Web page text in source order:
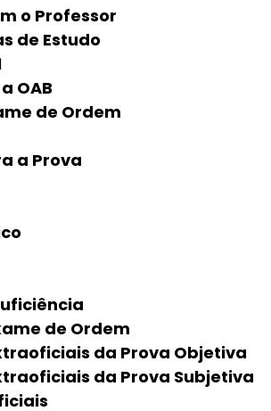
o Professor
de Estudo
OAB
de Ordem
a Prova
de Ordem
da Prova Objetiva
da Prova Subjetiva